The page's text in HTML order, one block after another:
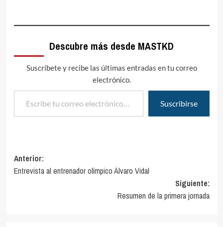
Descubre más desde MASTKD
Suscríbete y recibe las últimas entradas en tu correo
electrónico.
Escribe tu correo electrónico…
Suscribirse
Navegación
de
Anterior:
Entrevista al entrenador olímpico Álvaro Vidal
Siguiente:
Resumen de la primera jornada